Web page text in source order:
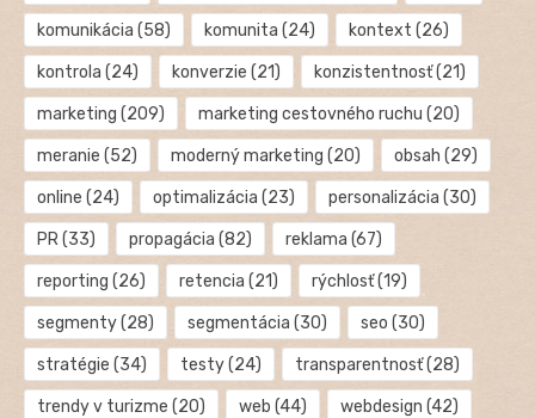
komunikácia (58) komunita (24) kontext (26)
kontrola (24) konverzie (21) konzistentnosť(21)
marketing (209) marketing cestovného ruchu (20)
meranie (52) moderný marketing (20) obsah (29)
online (24) optimalizácia (23) personalizácia (30)
PR(33) propagácia (82) reklama (67)
reporting (26) retencia (21) rýchlosť(19)
segmenty(28) segmentácia (30) seo (30)
stratégie (34) testy(24) transparentnosť(28)
trendy v turizme (20) web (44) webdesign (42)